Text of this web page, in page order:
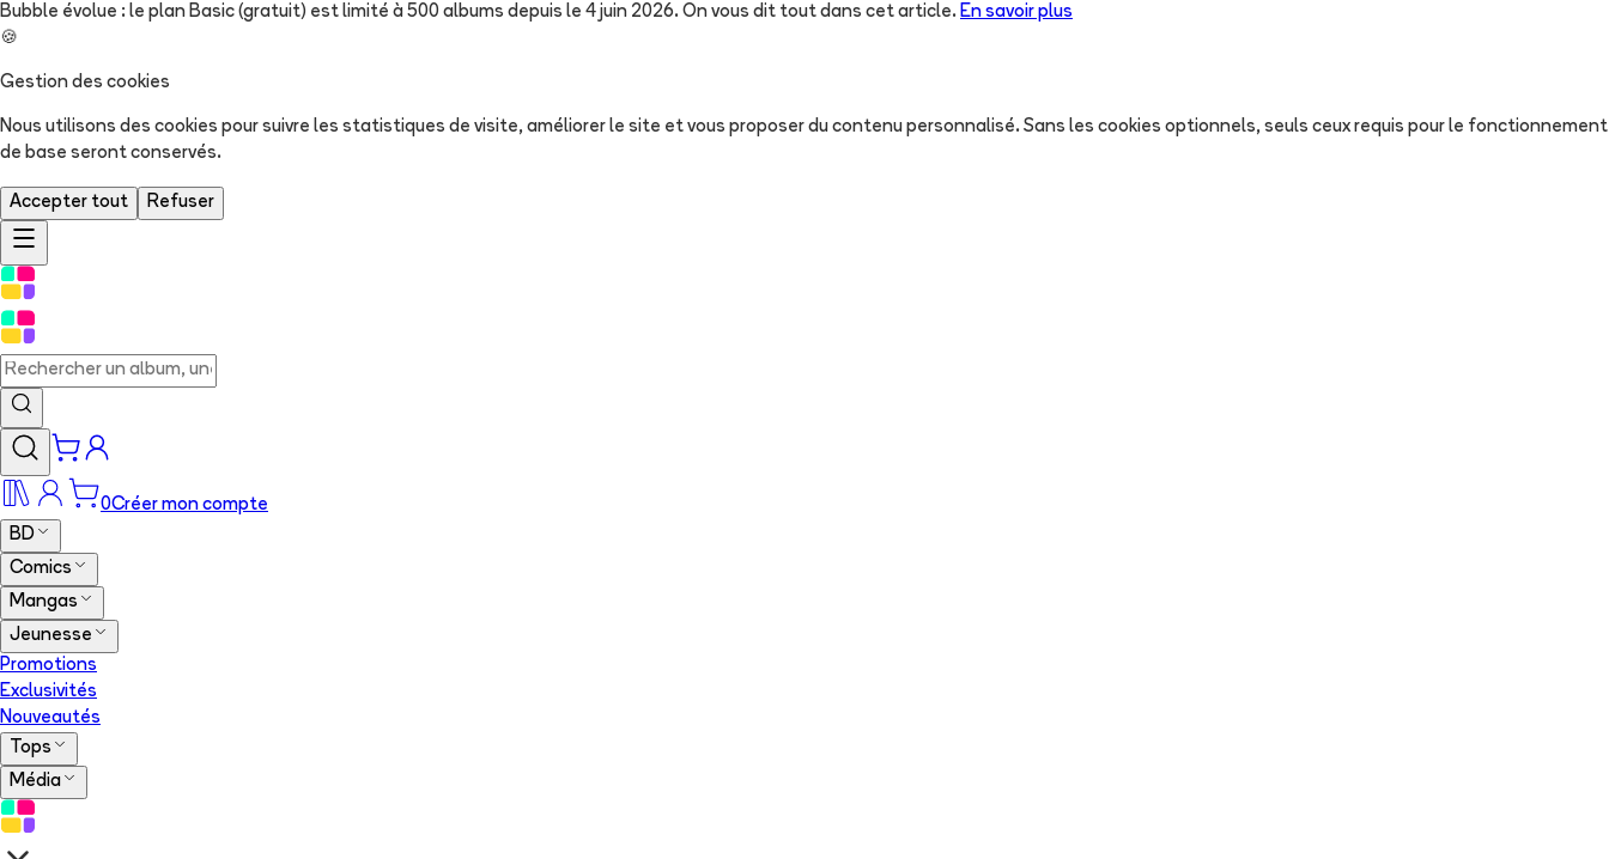
Bubble évolue : le plan Basic (gratuit) est limité à 500 albums depuis le 4 juin 2026. On vous dit tout dans cet article. En savoir plus
🍪
Gestion des cookies
Nous utilisons des cookies pour suivre les statistiques de visite, améliorer le site et vous proposer du contenu personnalisé. Sans les cookies optionnels, seuls ceux requis pour le fonctionnement
de base seront conservés.
Accepter tout Refuser
0Créer mon compte
BD
Comics
Mangas
Jeunesse
Promotions
Exclusivités
Nouveautés
Tops
Média